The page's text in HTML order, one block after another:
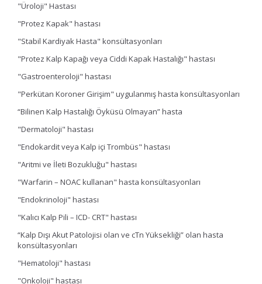
"Üroloji" Hastası
"Protez Kapak" hastası
"Stabil Kardiyak Hasta" konsültasyonları
"Protez Kalp Kapağı veya Ciddi Kapak Hastalığı" hastası
"Gastroenteroloji" hastası
"Perkütan Koroner Girişim" uygulanmış hasta konsültasyonları
“Bilinen Kalp Hastalığı Öyküsü Olmayan” hasta
"Dermatoloji" hastası
"Endokardit veya Kalp içi Trombüs" hastası
"Aritmi ve İleti Bozukluğu" hastası
"Warfarin – NOAC kullanan" hasta konsültasyonları
"Endokrinoloji" hastası
"Kalıcı Kalp Pili – ICD- CRT" hastası
“Kalp Dışı Akut Patolojisi olan ve cTn Yüksekliği” olan hasta
konsültasyonları
"Hematoloji" hastası
"Onkoloji" hastası